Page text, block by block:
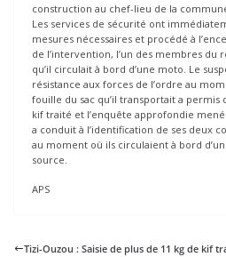
construction au chef-lieu de la
Les services de sécurité ont
mesures nécessaires et procédé à
de l’intervention, l’un des membres du
qu’il circulait à bord d’une moto. Le
résistance aux forces de l’ordre au
fouille du sac qu’il transportait a
kif traité et l’enquête approfondie
a conduit à l’identification de ses deux
au moment où ils circulaient à bord
source.
APS
Tizi-Ouzou : Saisie de plus de 11 kg de kif